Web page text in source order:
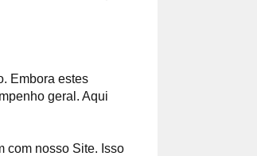
Embora estes
geral. Aqui
com nosso Site. Isso